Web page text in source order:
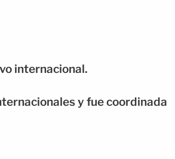
internacional.
y fue coordinada